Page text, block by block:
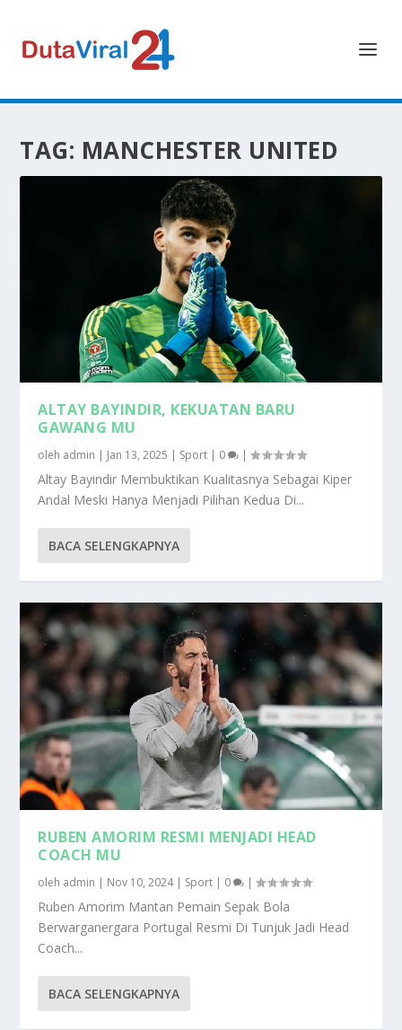
TAG: MANCHESTER UNITED
ALTAY BAYINDIR, KEKUATAN BARU
GAWANG MU
oleh admin | Jan 13, 2025 | Sport | 0 |
Altay Bayindir Membuktikan Kualitasnya Sebagai Kiper
Andal Meski Hanya Menjadi Pilihan Kedua Di...
BACA SELENGKAPNYA
RUBEN AMORIM RESMI MENJADI HEAD
COACH MU
oleh admin | Nov 10, 2024| Sport | 0 |
Ruben Amorim Mantan Pemain Sepak Bola
Berwarganergara Portugal Resmi Di Tunjuk Jadi Head
Coach...
BACA SELENGKAPNYA